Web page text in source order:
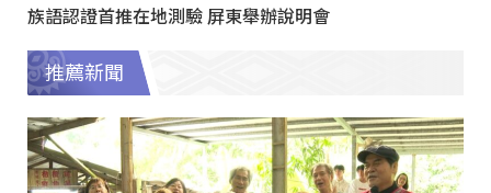
族語認證首推在地測驗 屏東舉辦說明會
推薦新聞